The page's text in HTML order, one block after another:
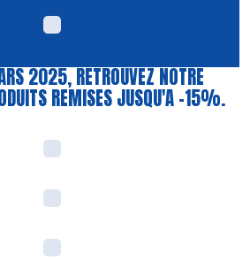
2025, RETROUVEZ NOTRE
REMISES JUSQU'A -15%.